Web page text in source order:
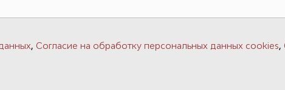
, Согласие на обработку персональных данных cookies,